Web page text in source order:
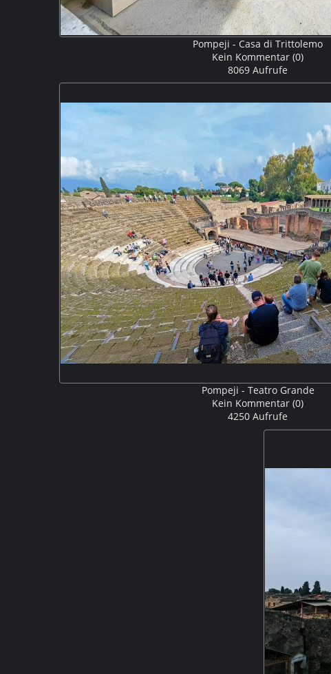
Pompeji - Casa di Trittolemo
Kein Kommentar (0)
8069 Aufrufe
diesem Haus, sondern aus den nahe gelegenen
Pompeji - Teatro Grande
Kein Kommentar (0)
4250 Aufrufe